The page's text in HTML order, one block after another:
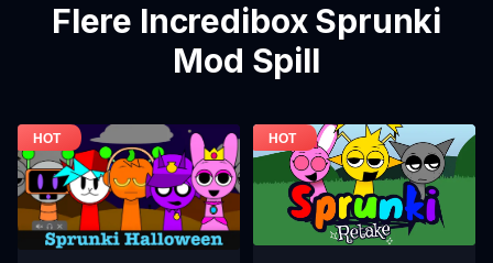
Flere Incredibox Sprunki
Mod Spill